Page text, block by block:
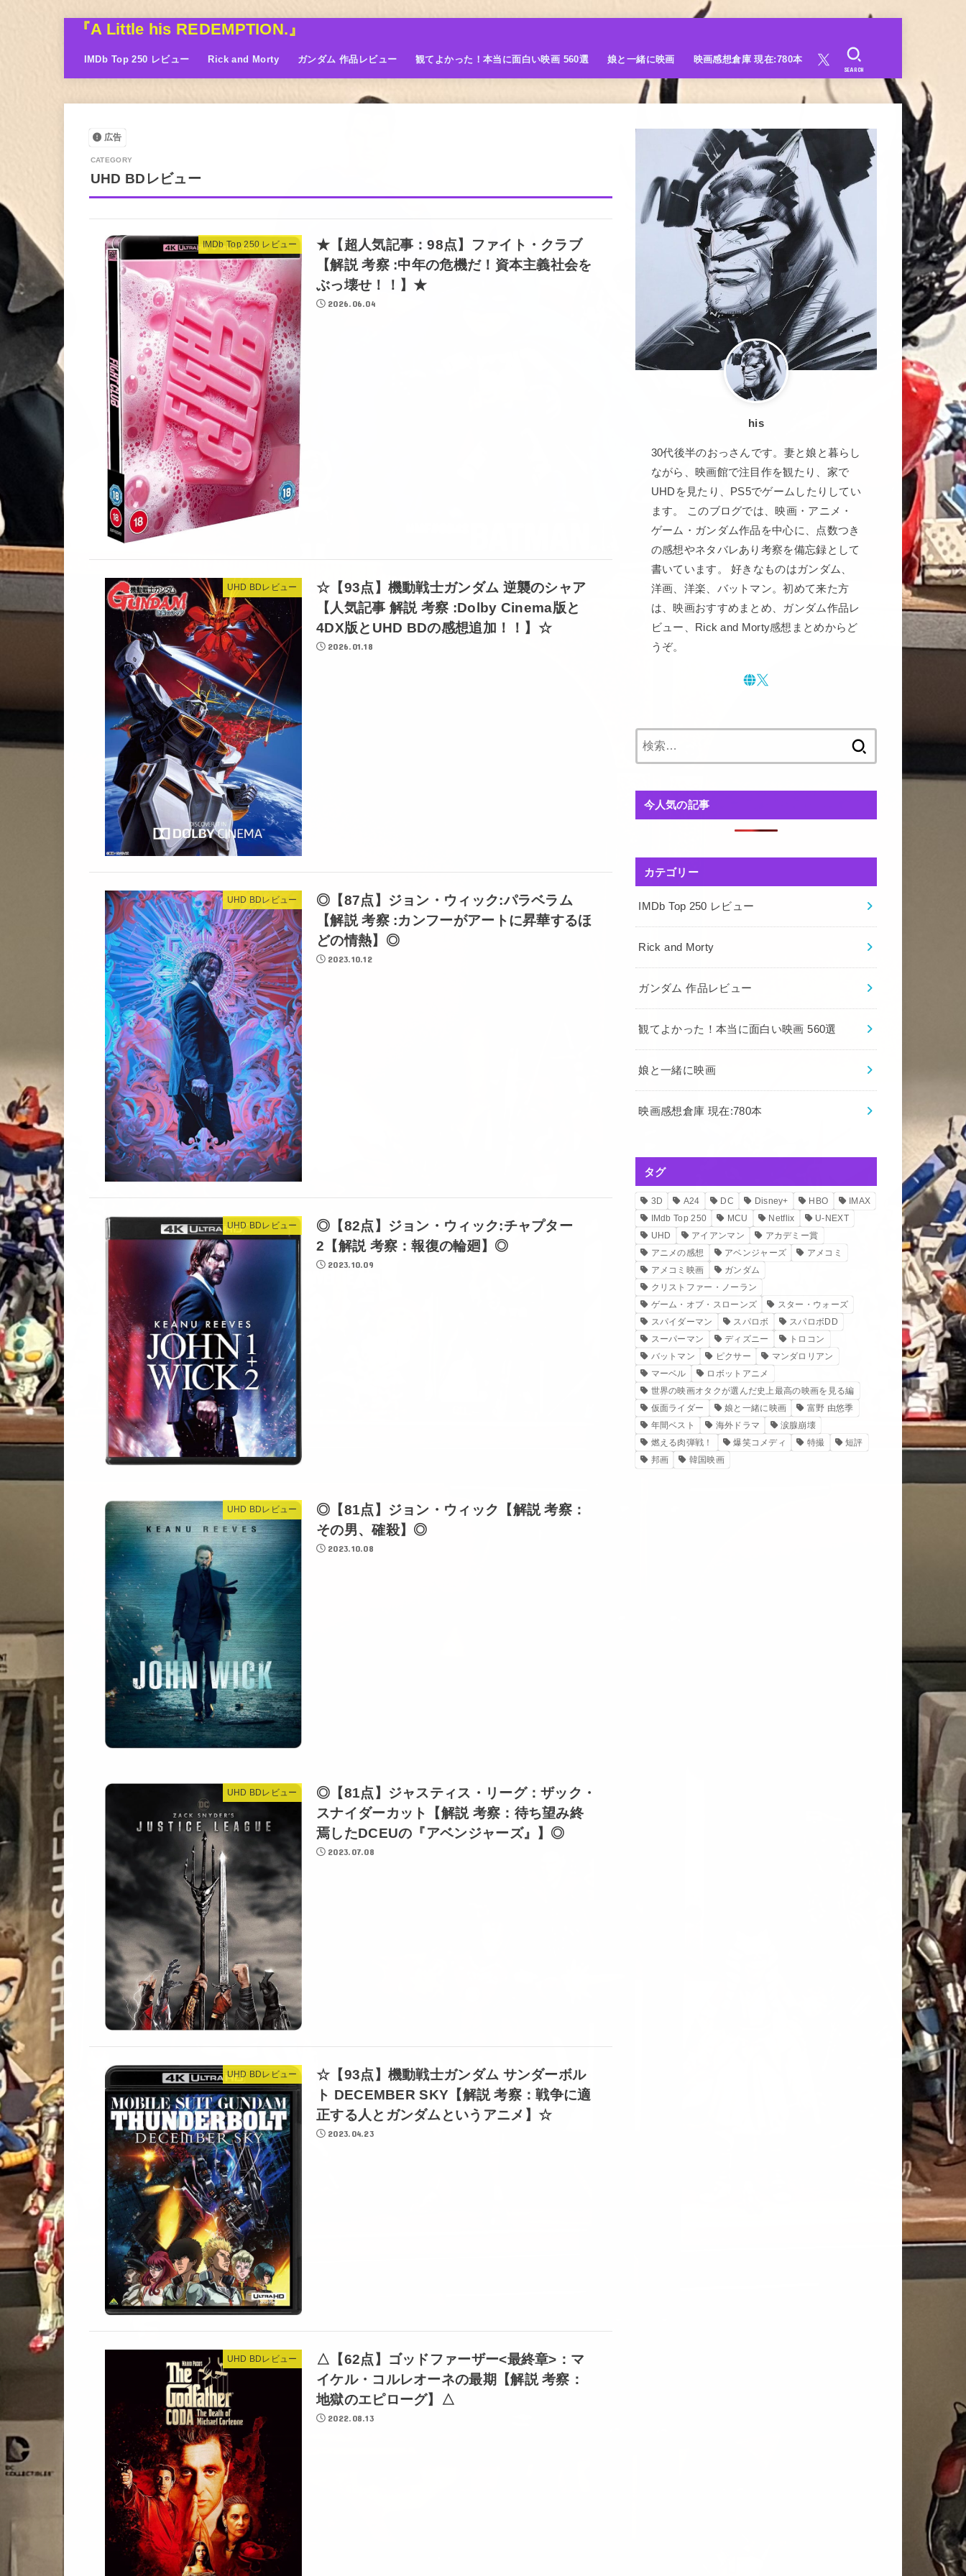
『A Little his REDEMPTION.』
IMDb Top 250 レビュー Rick and Morty ガンダム 作品レビュー 観てよかった！本当に面白い映画 560選 娘と一緒に映画 映画感想倉庫 現在:780本
SEARCH
広告
UHD BDレビュー
IMDb Top 250 レビュー
★【超人気記事：98点】ファイト・クラブ
【解説 考察 :中年の危機だ！資本主義社会を
ぶっ壊せ！！】★
2026.06.04
UHD BDレビュー
☆【93点】機動戦士ガンダム 逆襲のシャア
【人気記事 解説 考察 :Dolby Cinema版と
4DX版とUHD BDの感想追加！！】☆
2026.01.18
UHD BDレビュー
◎【87点】ジョン・ウィック:パラベラム
【解説 考察 :カンフーがアートに昇華するほ
どの情熱】◎
2023.10.12
UHD BDレビュー
◎【82点】ジョン・ウィック:チャプター
2【解説 考察：報復の輪廻】◎
2023.10.09
UHD BDレビュー
◎【81点】ジョン・ウィック【解説 考察：
その男、確殺】◎
2023.10.08
UHD BDレビュー
◎【81点】ジャスティス・リーグ：ザック・
スナイダーカット【解説 考察：待ち望み終
焉したDCEUの『アベンジャーズ』】◎
2023.07.08
UHD BDレビュー
☆【93点】機動戦士ガンダム サンダーボル
ト DECEMBER SKY【解説 考察：戦争に適
正する人とガンダムというアニメ】☆
2023.04.23
UHD BDレビュー
△【62点】ゴッドファーザー<最終章>：マ
イケル・コルレオーネの最期【解説 考察：
地獄のエピローグ】△
2022.08.13
his
30代後半のおっさんです。妻と娘と暮らし
ながら、映画館で注目作を観たり、家で
UHDを見たり、PS5でゲームしたりしてい
ます。 このブログでは、映画・アニメ・
ゲーム・ガンダム作品を中心に、点数つき
の感想やネタバレあり考察を備忘録として
書いています。 好きなものはガンダム、
洋画、洋楽、バットマン。初めて来た方
は、映画おすすめまとめ、ガンダム作品レ
ビュー、Rick and Morty感想まとめからど
うぞ。
今人気の記事
カテゴリー
IMDb Top 250 レビュー
Rick and Morty
ガンダム 作品レビュー
観てよかった！本当に面白い映画 560選
娘と一緒に映画
映画感想倉庫 現在:780本
タグ
3D A24 DC Disney+ HBO
IMAX
IMdb Top 250
MCU Netflix
U-NEXT
UHD
アイアンマン
アカデミー賞
アニメの感想
アベンジャーズ
アメコミ
アメコミ映画
ガンダム
クリストファー・ノーラン
ゲーム・オブ・スローンズ
スター・ウォーズ
スパイダーマン
スパロボ
スパロボDD
スーパーマン
ディズニー
トロコン
バットマン
ピクサー
マンダロリアン
マーベル
ロボットアニメ
世界の映画オタクが選んだ史上最高の映画を見る編
仮面ライダー
娘と一緒に映画
富野 由悠季
年間ベスト
海外ドラマ
涙腺崩壊
燃える肉弾戦！
爆笑コメディ 特撮
短評
邦画
韓国映画